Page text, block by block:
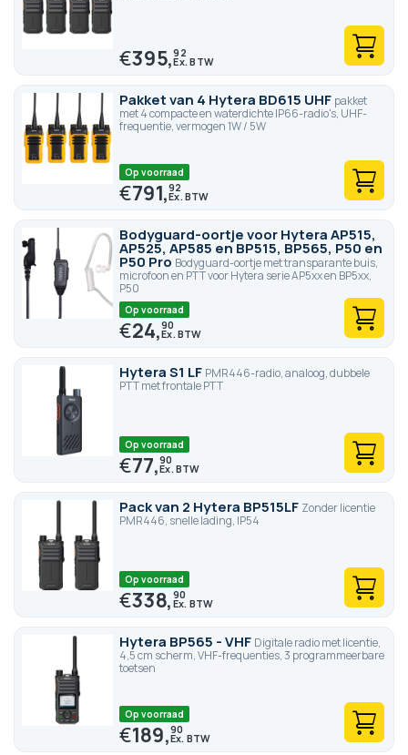
€395,92
Pakket van 4 Hytera BD615 UHF pakket
met 4 compacte en waterdichte IP66-radio's, UHF-
frequentie, vermogen 1W / 5W
Op voorraad
€791,92
Bodyguard-oortje voor Hytera AP515,
AP525, AP585 en BP515, BP565, P50 en
P50 Pro Bodyguard-oortje met transparante buis,
microfoon en PTT voor Hytera serie AP5xx en BP5xx,
P50
Op voorraad
€24,90
Hytera S1 LF PMR446-radio, analoog, dubbele
PTT met frontale PTT
Op voorraad
€77,90
Pack van 2 Hytera BP515LF Zonder licentie
PMR446, snelle lading, IP54
Op voorraad
€338,90
Hytera BP565 - VHF Digitale radio met licentie,
4,5 cm scherm, VHF-frequenties, 3 programmeerbare
toetsen
Op voorraad
€189,90